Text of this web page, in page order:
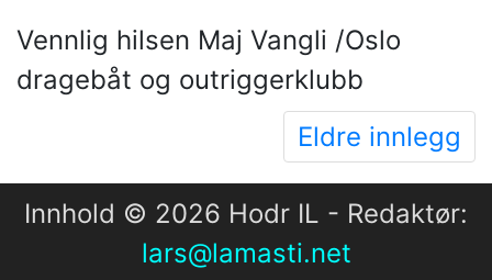
Vennlig hilsen Maj Vangli /Oslo
dragebåt og outriggerklubb
Eldre innlegg
Innhold © 2026 Hodr IL - Redaktør:
lars@lamasti.net